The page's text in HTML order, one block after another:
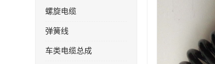
螺旋电缆
弹簧线
车类电缆总成